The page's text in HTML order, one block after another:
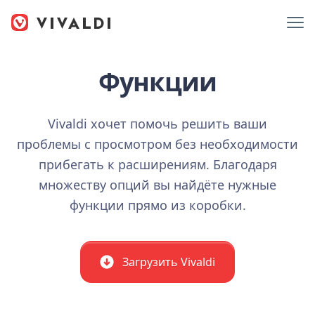
Функции
Vivaldi хочет помочь решить ваши
проблемы с просмотром без необходимости
прибегать к расширениям. Благодаря
множеству опций вы найдёте нужные
функции прямо из коробки.
Загрузить Vivaldi